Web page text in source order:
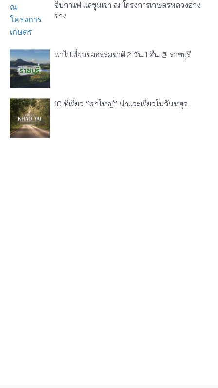
จิบกาแฟ แลขุนเขา ณ โครงการเกษตรหลวงอ่าง
ขาง
พาไปเที่ยวชมธรรมชาติ 2 วัน 1 คืน @ ราชบุรี
10 ที่เที่ยว “เขาใหญ่” น่าแวะเที่ยวในวันหยุด